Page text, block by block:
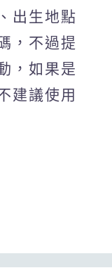
出生地點
，不過提
，如果是
建議使用